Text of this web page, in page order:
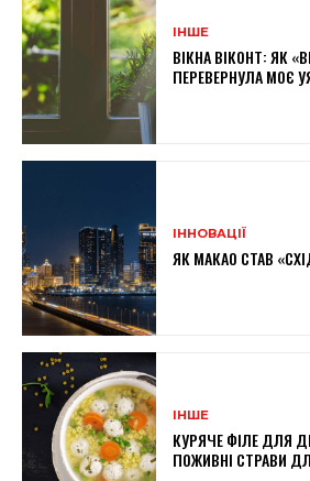
ІНШЕ
ВІКНА ВІКОНТ: ЯК
ПЕРЕВЕРНУЛА МОЄ
ІННОВАЦІЇ
ЯК МАКАО СТАВ
ІНШЕ
КУРЯЧЕ ФІЛЕ ДЛЯ
ПОЖИВНІ СТРАВИ